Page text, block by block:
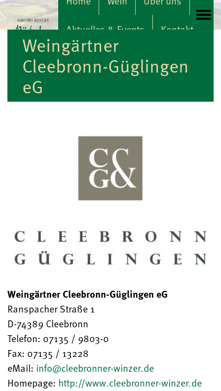
überspringen
Aktuelles & Events
Kontakt
Weingärtner
Cleebronn-Güglingen
eG
Weingärtner Cleebronn-Güglingen eG
Ranspacher Straße 1
D-74389 Cleebronn
Telefon: 07135 / 9803-0
Fax: 07135 / 13228
eMail: info@cleebronner-winzer.de
Homepage: http://www.cleebronner-winzer.de